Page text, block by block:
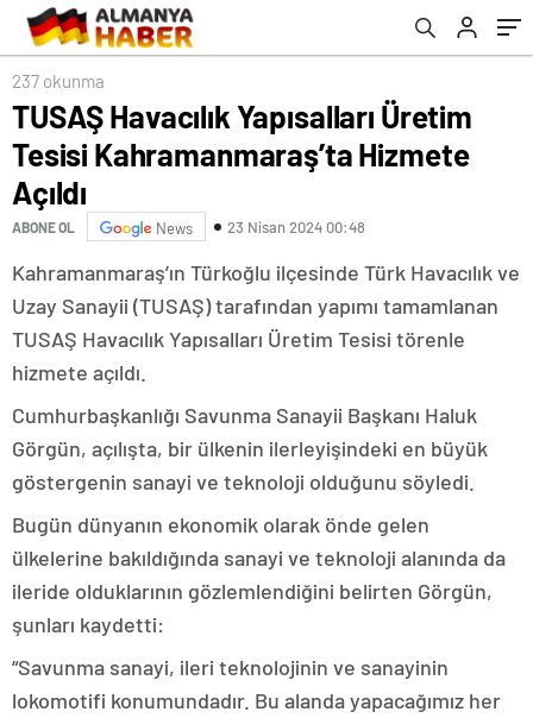
237 okunma
TUSAŞ Havacılık Yapısalları Üretim
Tesisi Kahramanmaraş’ta Hizmete
Açıldı
ABONE OL News 23 Nisan 2024 00:48
Kahramanmaraş’ın Türkoğlu ilçesinde Türk Havacılık ve
Uzay Sanayii (TUSAŞ) tarafından yapımı tamamlanan
TUSAŞ Havacılık Yapısalları Üretim Tesisi törenle
hizmete açıldı.
Cumhurbaşkanlığı Savunma Sanayii Başkanı Haluk
Görgün, açılışta, bir ülkenin ilerleyişindeki en büyük
göstergenin sanayi ve teknoloji olduğunu söyledi.
Bugün dünyanın ekonomik olarak önde gelen
ülkelerine bakıldığında sanayi ve teknoloji alanında da
ileride olduklarının gözlemlendiğini belirten Görgün,
şunları kaydetti:
“Savunma sanayi, ileri teknolojinin ve sanayinin
lokomotifi konumundadır. Bu alanda yapacağımız her
edecek